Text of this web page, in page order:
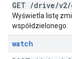
GET /drive/v2/
Wyświetla listę
współdzielonego.
watch